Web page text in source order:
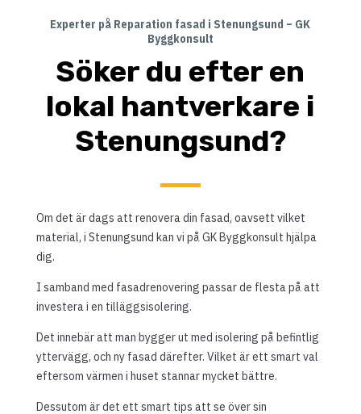
Experter på Reparation fasad i Stenungsund – GK
Byggkonsult
Söker du efter en
lokal hantverkare i
Stenungsund?
Om det är dags att renovera din fasad, oavsett vilket
material, i Stenungsund kan vi på GK Byggkonsult hjälpa
dig.
I samband med fasadrenovering passar de flesta på att
investera i en tilläggsisolering.
Det innebär att man bygger ut med isolering på befintlig
yttervägg, och ny fasad därefter. Vilket är ett smart val
eftersom värmen i huset stannar mycket bättre.
Dessutom är det ett smart tips att se över sin